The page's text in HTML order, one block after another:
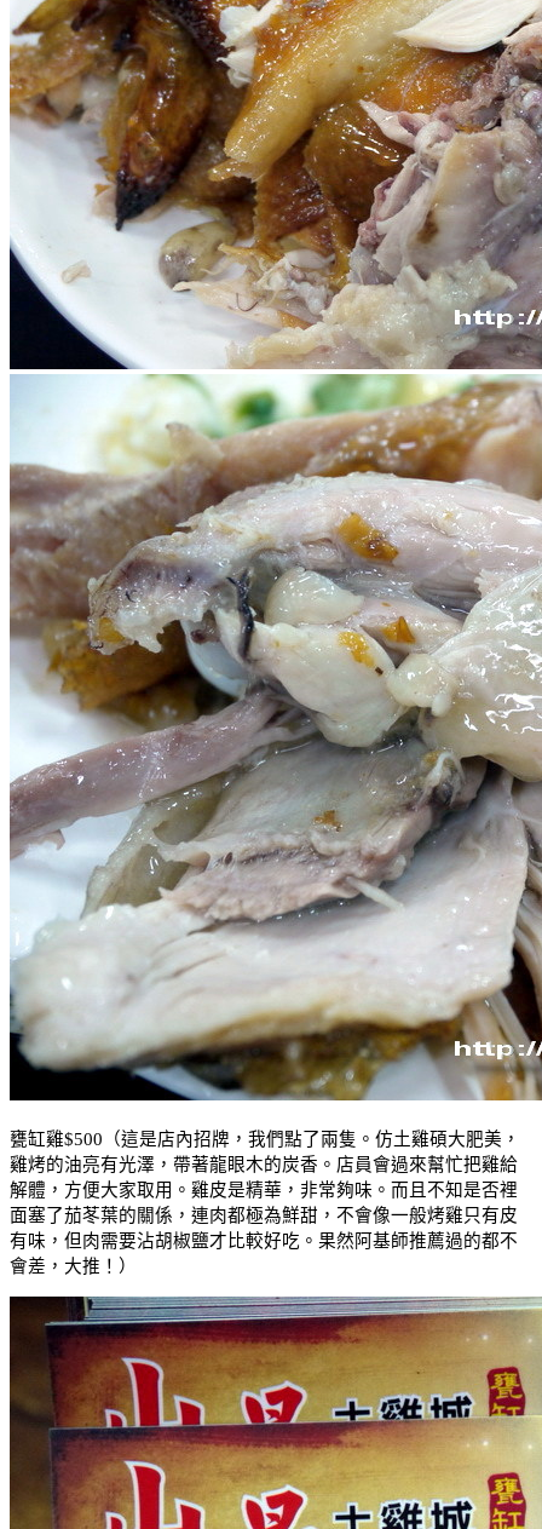
甕缸雞$500 （這是店內招牌，我們點了兩隻。 仿土雞碩大肥美，
雞烤的油亮有光澤，帶著龍眼木的炭香。店員會過來幫忙把雞給
解體，方便大家取用。雞皮是精華，非常夠味。而且不知是否裡
面塞了茄苳葉的關係，連肉都極為鮮甜，不會像一般烤雞只有皮
有味，但肉需要沾胡椒鹽才比較好吃。果然阿基師推薦過的都不
會差，大推！）